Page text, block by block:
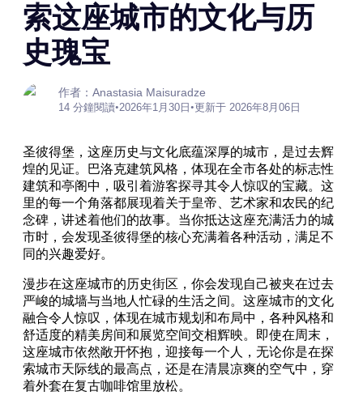
索这座城市的文化与历
史瑰宝
作者：Anastasia Maisuradze
14 分鐘閱讀•2026年1月30日 •更新于 2026年8月06日
圣彼得堡，这座历史与文化底蕴深厚的城市，是过去辉
煌的见证。巴洛克建筑风格，体现在全市各处的标志性
建筑和亭阁中，吸引着游客探寻其令人惊叹的宝藏。这
里的每一个角落都展现着关于皇帝、艺术家和农民的纪
念碑，讲述着他们的故事。当你抵达这座充满活力的城
市时，会发现圣彼得堡的核心充满着各种活动，满足不
同的兴趣爱好。
漫步在这座城市的历史街区，你会发现自己被夹在过去
严峻的城墙与当地人忙碌的生活之间。这座城市的文化
融合令人惊叹，体现在城市规划和布局中，各种风格和
舒适度的精美房间和展览空间交相辉映。即使在周末，
这座城市依然敞开怀抱，迎接每一个人，无论你是在探
索城市天际线的最高点，还是在清晨凉爽的空气中，穿
着外套在复古咖啡馆里放松。